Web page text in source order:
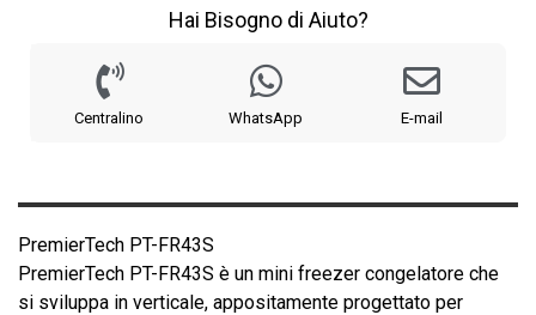
Hai Bisogno di Aiuto?
Centralino WhatsApp E-mail
PremierTech PT-FR43S
PremierTech PT-FR43S è un mini freezer congelatore che
si sviluppa in verticale, appositamente progettato per